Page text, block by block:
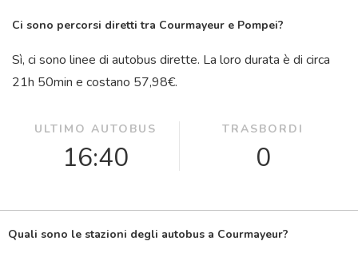
Ci sono percorsi diretti tra Courmayeur e Pompei?
Sì, ci sono linee di autobus dirette. La loro durata è di circa
21h 50min e costano 57,98€.
ULTIMO AUTOBUS
16:40
TRASBORDI
0
Quali sono le stazioni degli autobus a Courmayeur?